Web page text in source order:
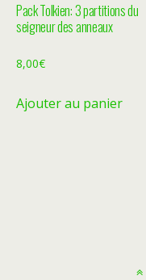
Pack Tolkien: 3 partitions du
seigneur des anneaux
8,00€
Ajouter au panier